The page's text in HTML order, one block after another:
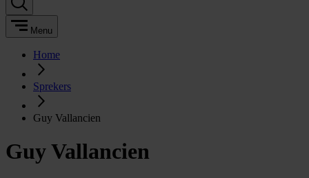
Menu
Home
Sprekers
Guy Vallancien
Guy Vallancien